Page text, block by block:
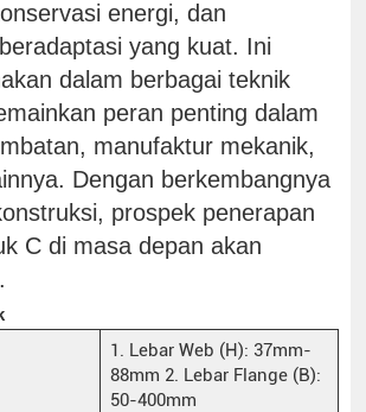
energi, dan
yang kuat. Ini
dalam berbagai teknik
peran penting dalam
manufaktur mekanik,
Dengan berkembangnya
prospek penerapan
C di masa depan akan
1. Lebar Web (H): 37mm-
88mm 2. Lebar Flange (B):
50-400mm